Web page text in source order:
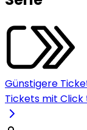
Günstigere
Tickets mit Click